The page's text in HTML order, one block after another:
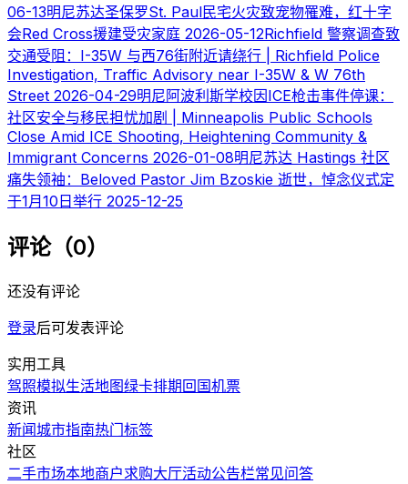
06-13明尼苏达圣保罗St. Paul民宅火灾致宠物罹难，红十字
会Red Cross援建受灾家庭 2026-05-12Richfield 警察调查致
交通受阻：I-35W 与西76街附近请绕行 | Richfield Police
Investigation, Traffic Advisory near I-35W & W 76th
Street 2026-04-29明尼阿波利斯学校因ICE枪击事件停课：
社区安全与移民担忧加剧 | Minneapolis Public Schools
Close Amid ICE Shooting, Heightening Community &
Immigrant Concerns 2026-01-08明尼苏达 Hastings 社区
痛失领袖：Beloved Pastor Jim Bzoskie 逝世，悼念仪式定
于1月10日举行 2025-12-25
评论（0）
还没有评论
登录后可发表评论
实用工具
驾照模拟生活地图绿卡排期回国机票
资讯
新闻城市指南热门标签
社区
二手市场本地商户求购大厅活动公告栏常见问答